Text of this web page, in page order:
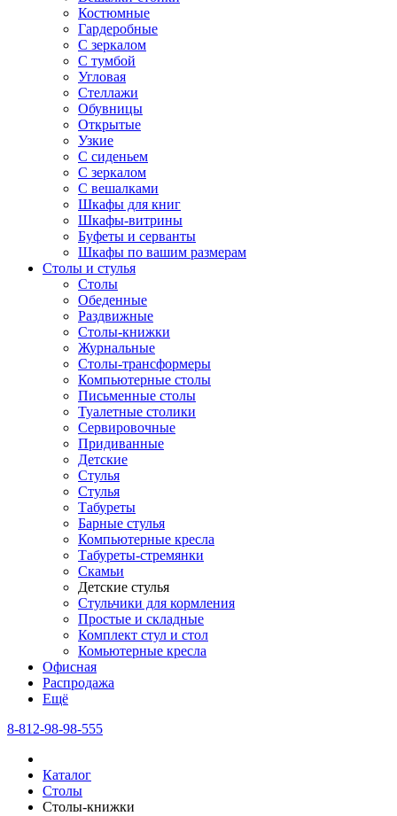
Костюмные
Гардеробные
С зеркалом
С тумбой
Угловая
Стеллажи
Обувницы
Открытые
Узкие
С сиденьем
С зеркалом
С вешалками
Шкафы для книг
Шкафы-витрины
Буфеты и серванты
Шкафы по вашим размерам
Столы и стулья
Столы
Обеденные
Раздвижные
Столы-книжки
Журнальные
Столы-трансформеры
Компьютерные столы
Письменные столы
Туалетные столики
Сервировочные
Придиванные
Детские
Стулья
Стулья
Табуреты
Барные стулья
Компьютерные кресла
Табуреты-стремянки
Скамьи
Детские стулья
Стульчики для кормления
Простые и складные
Комплект стул и стол
Комьютерные кресла
Офисная
Распродажа
Eщё
8-812-98-98-555
Каталог
Столы
Столы-книжки